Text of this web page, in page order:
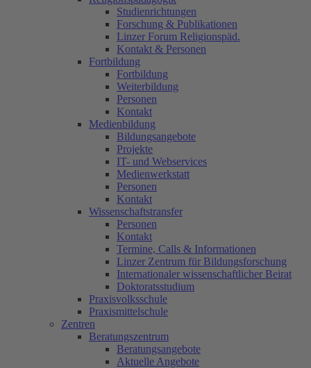
Studienrichtungen
Forschung & Publikationen
Linzer Forum Religionspäd.
Kontakt & Personen
Fortbildung
Fortbildung
Weiterbildung
Personen
Kontakt
Medienbildung
Bildungsangebote
Projekte
IT- und Webservices
Medienwerkstatt
Personen
Kontakt
Wissenschaftstransfer
Personen
Kontakt
Termine, Calls & Informationen
Linzer Zentrum für Bildungsforschung
Internationaler wissenschaftlicher Beirat
Doktoratsstudium
Praxisvolksschule
Praxismittelschule
Zentren
Beratungszentrum
Beratungsangebote
Aktuelle Angebote